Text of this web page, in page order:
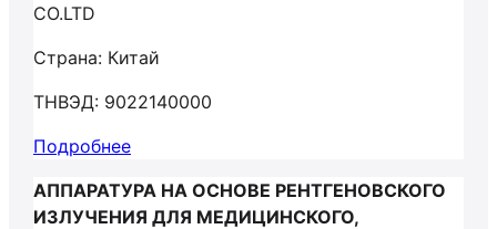
CO.LTD
Страна: Китай
ТНВЭД: 9022140000
Подробнее
АППАРАТУРА НА ОСНОВЕ РЕНТГЕНОВСКОГО
ИЗЛУЧЕНИЯ ДЛЯ МЕДИЦИНСКОГО,